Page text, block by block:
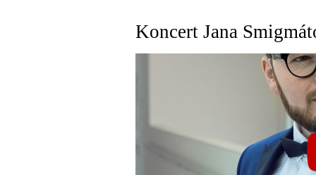
Koncert Jana